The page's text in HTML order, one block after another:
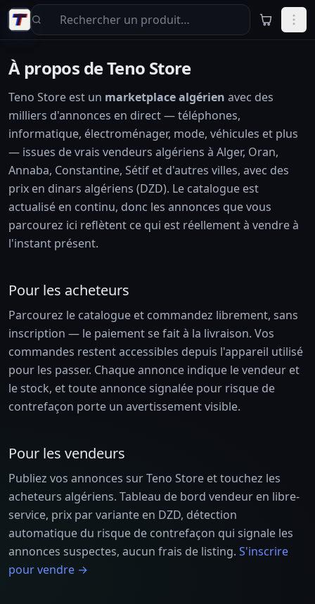
Aller au contenu principal
À propos de Teno Store
Teno Store est un marketplace algérien avec des
milliers d'annonces en direct — téléphones,
informatique, électroménager, mode, véhicules et plus
— issues de vrais vendeurs algériens à Alger, Oran,
Annaba, Constantine, Sétif et d'autres villes, avec des
prix en dinars algériens (DZD). Le catalogue est
actualisé en continu, donc les annonces que vous
parcourez ici reflètent ce qui est réellement à vendre à
l'instant présent.
Pour les acheteurs
Parcourez le catalogue et commandez librement, sans
inscription — le paiement se fait à la livraison. Vos
commandes restent accessibles depuis l'appareil utilisé
pour les passer. Chaque annonce indique le vendeur et
le stock, et toute annonce signalée pour risque de
contrefaçon porte un avertissement visible.
Pour les vendeurs
Publiez vos annonces sur Teno Store et touchez les
acheteurs algériens. Tableau de bord vendeur en libre-
service, prix par variante en DZD, détection
automatique du risque de contrefaçon qui signale les
annonces suspectes, aucun frais de listing. S'inscrire
pour vendre →